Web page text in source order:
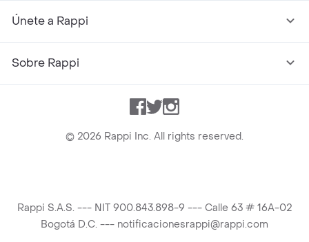
Únete a Rappi
Sobre Rappi
Facebook
TwitterInstagram
© 2026 Rappi Inc. All rights reserved.
Rappi S.A.S. --- NIT 900.843.898-9 --- Calle 63 # 16A-02
Bogotá D.C. --- notificacionesrappi@rappi.com